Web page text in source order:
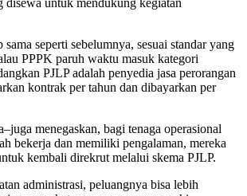
sama seperti sebelumnya, sesuai standar yang
PPPK paruh waktu masuk kategori
PJLP adalah penyedia jasa perorangan
kontrak per tahun dan dibayarkan per
menegaskan, bagi tenaga operasional
bekerja dan memiliki pengalaman, mereka
kembali direkrut melalui skema PJLP.
administrasi, peluangnya bisa lebih